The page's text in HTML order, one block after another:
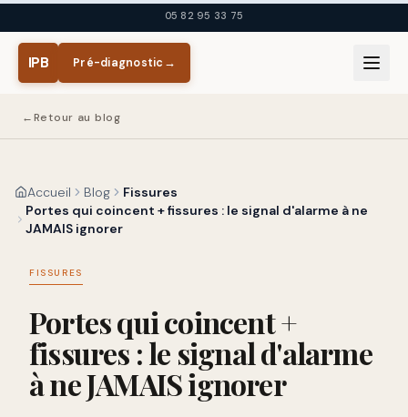
Aller au contenu principal05 82 95 33 75
IPB Pré-diagnostic →
←Retour au blog
Accueil Blog
Fissures
Portes qui coincent + fissures : le signal d'alarme à ne
JAMAIS ignorer
FISSURES
Portes qui coincent +
fissures : le signal d'alarme
à ne JAMAIS ignorer